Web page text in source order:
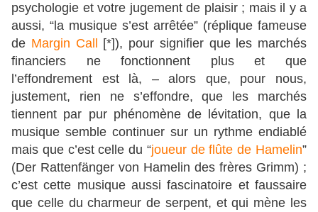
psychologie et votre jugement de plaisir ; mais il y a
aussi, “la musique s’est arrêtée” (réplique fameuse
de Margin Call
[*]), pour signifier que les marchés
financiers ne fonctionnent plus et que
l’effondrement est là, – alors que, pour nous,
justement, rien ne s’effondre, que les marchés
tiennent par pur phénomène de lévitation, que la
musique semble continuer sur un rythme endiablé
mais que c’est celle du “joueur de flûte de Hamelin”
(Der Rattenfänger von Hamelin des frères Grimm) ;
c’est cette musique aussi fascinatoire et faussaire
que celle du charmeur de serpent, et qui mène les